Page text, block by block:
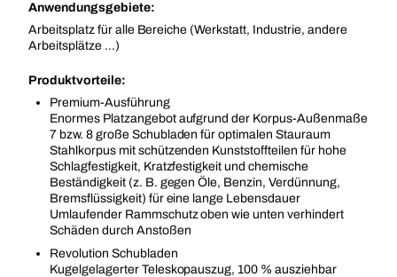
Anwendungsgebiete:
Arbeitsplatz für alle Bereiche (Werkstatt, Industrie, andere
Arbeitsplätze …)
Produktvorteile:
Premium-Ausführung
Enormes Platzangebot aufgrund der Korpus-Außenmaße
7 bzw. 8 große Schubladen für optimalen Stauraum
Stahlkorpus mit schützenden Kunststoffteilen für hohe
Schlagfestigkeit, Kratzfestigkeit und chemische
Beständigkeit (z. B. gegen Öle, Benzin, Verdünnung,
Bremsflüssigkeit) für eine lange Lebensdauer
Umlaufender Rammschutz oben wie unten verhindert
Schäden durch Anstoßen
Revolution Schubladen
Kugelgelagerter Teleskopauszug, 100 % ausziehbar